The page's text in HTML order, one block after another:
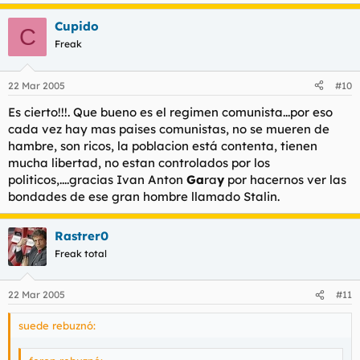
feroz anticomunista (Ricardo de la Cierva, por ejemplo) se
atrevería a
escribir una burrada así.
En cuanto a lo de enviar al Ejército Rojo a
partido... en
fin... sobran comentarios.
Lo que habla de ladrones de comida del Estado una vez más
Campanito lo hace
de forma torticera: lo que realmente se hacía es castigar con
gran severidad
(y muy bien hecho) a aquellos corruptos que pretendieran
enriquecerse en el
mercado negro con la especulación o lo que aquí llamábamos
estraperlo.
Por
último lo de la hambruna provocada por Stalin que causa 6
muertos... es insostenible, vamos a ver, según Campanito 10
millones en
C Cupido
Freak
22 Mar 2005 #10
Es cierto!!!. Que bueno es el regimen comunista...por eso
cada vez hay mas paises comunistas, no se mueren de
hambre, son ricos, la poblacion está contenta, tienen
mucha libertad, no estan controlados por los
politicos,....gracias Ivan Anton Garay por hacernos ver las
bondades de ese gran hombre llamado Stalin.
Rastrer0
Freak total
22 Mar 2005 #11
suede rebuznó: